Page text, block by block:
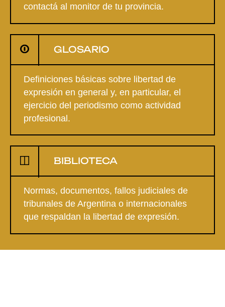
contactá al monitor de tu provincia.
GLOSARIO
Definiciones básicas sobre libertad de
expresión en general y, en particular, el
ejercicio del periodismo como actividad
profesional.
BIBLIOTECA
Normas, documentos, fallos judiciales de
tribunales de Argentina o internacionales
que respaldan la libertad de expresión.